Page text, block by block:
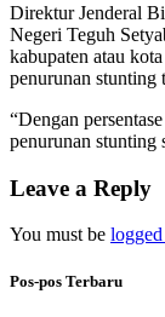
Direktur Jenderal
Negeri Teguh
kabupaten atau
penurunan stunting
“Dengan
penurunan stunting
Leave a Reply
You must be
Pos-pos Terbaru